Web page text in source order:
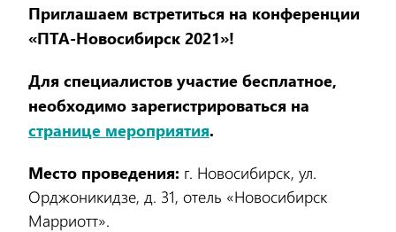
Приглашаем встретиться на конференции
«ПТА-Новосибирск 2021»!
Для специалистов участие бесплатное,
необходимо зарегистрироваться на
странице мероприятия.
Место проведения: г. Новосибирск, ул.
Орджоникидзе, д. 31, отель «Новосибирск
Марриотт».